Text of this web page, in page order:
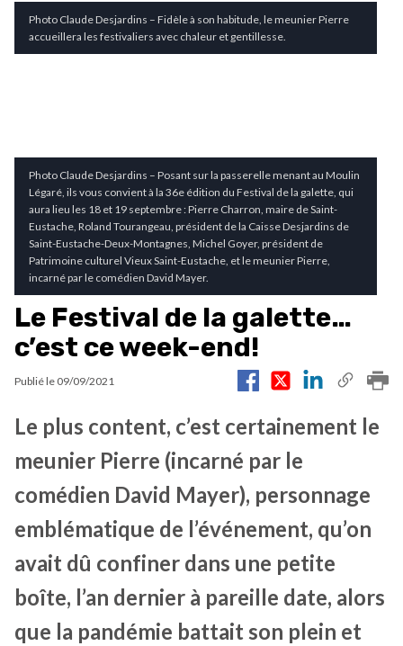
Photo Claude Desjardins – Fidèle à son habitude, le meunier Pierre
accueillera les festivaliers avec chaleur et gentillesse.
Photo Claude Desjardins – Posant sur la passerelle menant au Moulin
Légaré, ils vous convient à la 36e édition du Festival de la galette, qui
aura lieu les 18 et 19 septembre : Pierre Charron, maire de Saint-
Eustache, Roland Tourangeau, président de la Caisse Desjardins de
Saint-Eustache-Deux-Montagnes, Michel Goyer, président de
Patrimoine culturel Vieux Saint-Eustache, et le meunier Pierre,
incarné par le comédien David Mayer.
Le Festival de la galette…
c’est ce week-end!
Publié le 09/09/2021
Le plus content, c’est certainement le
meunier Pierre (incarné par le
comédien David Mayer), personnage
emblématique de l’événement, qu’on
avait dû confiner dans une petite
boîte, l’an dernier à pareille date, alors
que la pandémie battait son plein et